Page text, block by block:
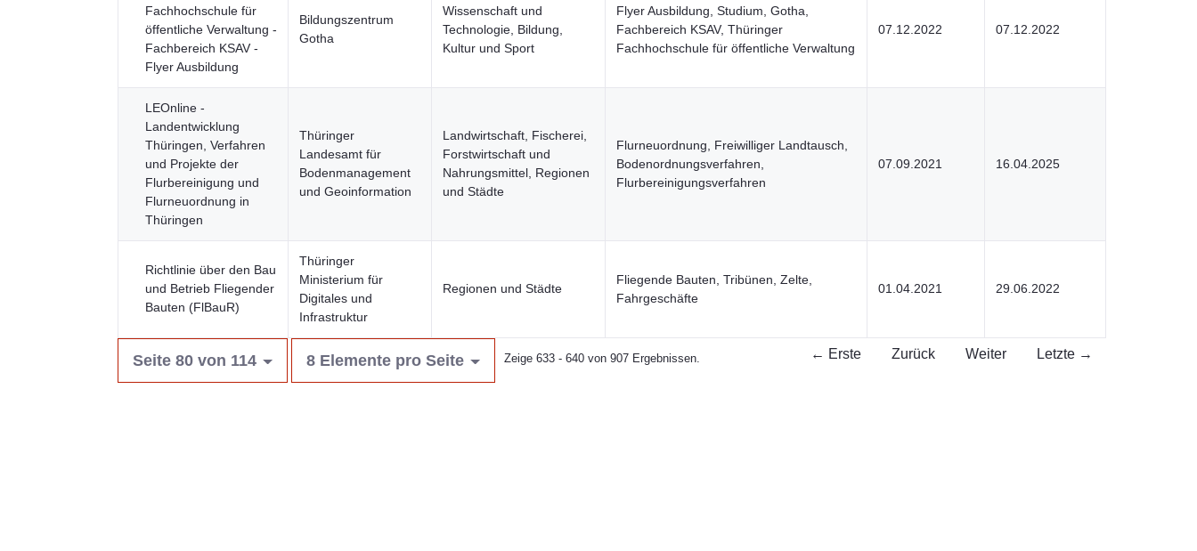
Fachhochschule für
öffentliche Verwaltung -
Fachbereich KSAV -
Flyer Ausbildung
Bildungszentrum
Gotha
Wissenschaft und
Technologie, Bildung,
Kultur und Sport
Flyer Ausbildung, Studium, Gotha,
Fachbereich KSAV, Thüringer
Fachhochschule für öffentliche Verwaltung
07.12.2022 07.12.2022
LEOnline -
Landentwicklung
Thüringen, Verfahren
und Projekte der
Flurbereinigung und
Flur­neuordnung in
Thüringen
Thüringer
Landesamt für
Bodenmanagement
und Geoinformation
Landwirtschaft, Fischerei,
Forstwirtschaft und
Nahrungsmittel, Regionen
und Städte
Flurneuordnung, Freiwilliger Landtausch,
Bodenordnungs­verfahren,
Flurbereinigungs­verfahren
07.09.2021 16.04.2025
Richtlinie über den Bau
und Betrieb Fliegender
Bauten (FlBauR)
Thüringer
Ministerium für
Digitales und
Infrastruktur
Regionen und Städte
Fliegende Bauten, Tribünen, Zelte,
Fahrgeschäfte
01.04.2021 29.06.2022
Seite 80 von 114 8 Elemente pro Seite Zeige 633 - 640 von 907 Ergebnissen. ← Erste Zurück Weiter Letzte →